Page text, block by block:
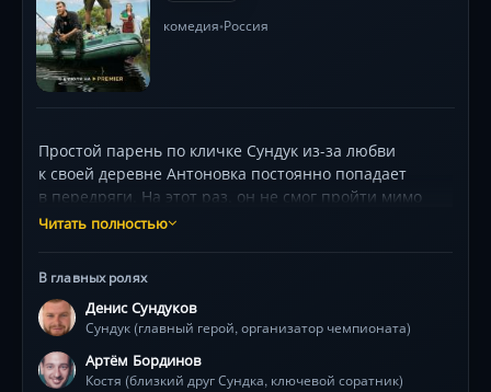
комедия•Россия
Простой парень по кличке Сундук из-за любви
к своей деревне Антоновка постоянно попадает
в передряги. На этот раз, он не смог пройти мимо
острой проблемы — незаконное загрязнение
проблемы», берет инициативу в свои руки
и устраивает чемпионат по рыбалке, чтобы
привлечь внимание общественности. Соревнование
становится популярным, но Сундук наживает врага
в лице организатора свалки, который ради своих
Читать полностью
В главных ролях
Денис Сундуков
Сундук (главный герой, организатор чемпионата)
Артём Бординов
Костя (близкий друг Сундка, ключевой соратник)